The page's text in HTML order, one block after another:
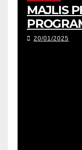
MAJLIS
2025
20/01/2025